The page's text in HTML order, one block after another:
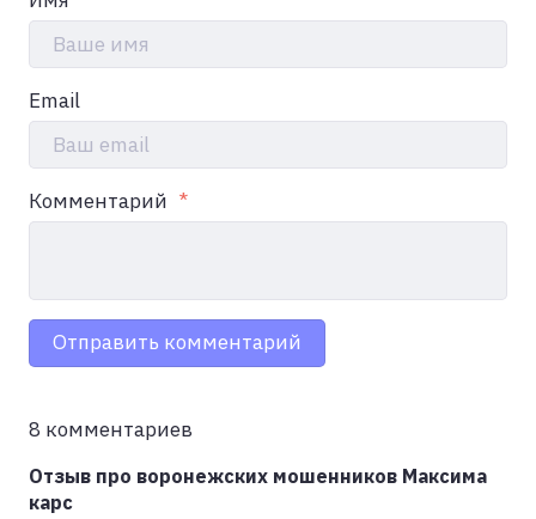
Ваше имя
Email
Ваш email
Комментарий
Отправить комментарий
8 комментариев
Отзыв про воронежских мошенников Максима
карс